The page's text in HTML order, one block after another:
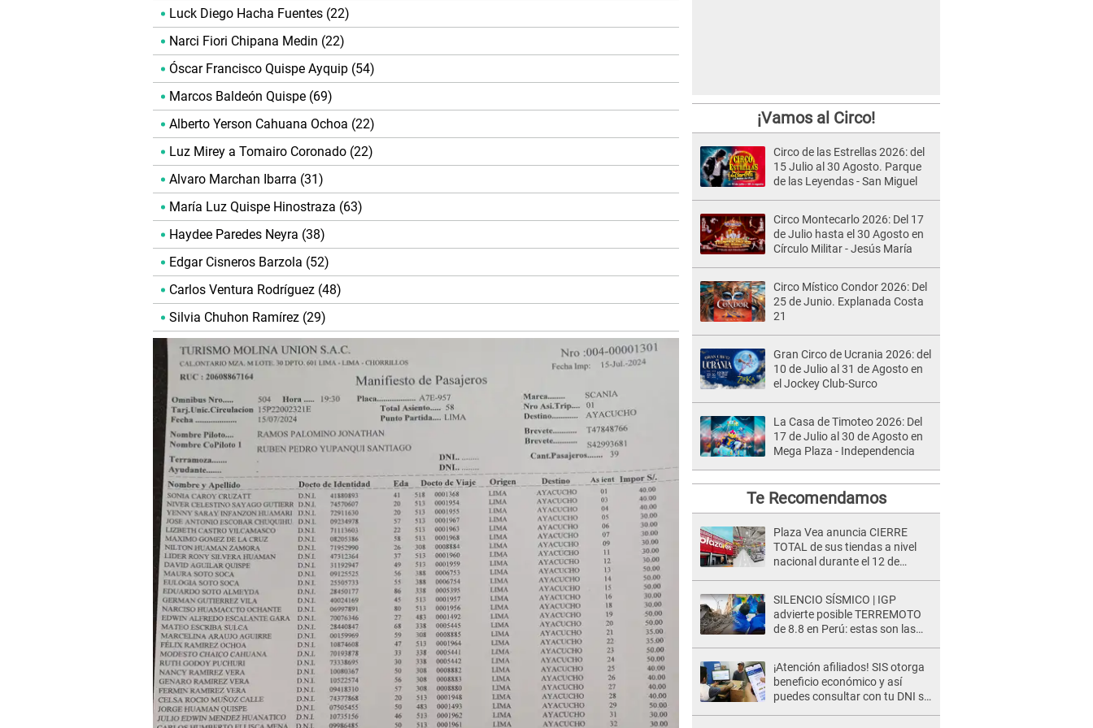
Luck Diego Hacha Fuentes (22)
Narci Fiori Chipana Medin (22)
Óscar Francisco Quispe Ayquip (54)
Marcos Baldeón Quispe (69)
Alberto Yerson Cahuana Ochoa (22)
Luz Mirey a Tomairo Coronado (22)
Alvaro Marchan Ibarra (31)
María Luz Quispe Hinostraza (63)
Haydee Paredes Neyra (38)
Edgar Cisneros Barzola (52)
Carlos Ventura Rodríguez (48)
Silvia Chuhon Ramírez (29)
¡Vamos al Circo!
Circo de las Estrellas 2026: del
15 Julio al 30 Agosto. Parque
de las Leyendas - San Miguel
Circo Montecarlo 2026: Del 17
de Julio hasta el 30 Agosto en
Círculo Militar - Jesús María
Circo Místico Condor 2026: Del
25 de Junio. Explanada Costa
21
Gran Circo de Ucrania 2026: del
10 de Julio al 31 de Agosto en
el Jockey Club-Surco
La Casa de Timoteo 2026: Del
17 de Julio al 30 de Agosto en
Mega Plaza - Independencia
Te Recomendamos
Plaza Vea anuncia CIERRE
TOTAL de sus tiendas a nivel
nacional durante el 12 de
SILENCIO SÍSMICO | IGP
advierte posible TERREMOTO
de 8.8 en Perú: estas son las
¡Atención afiliados! SIS otorga
beneficio económico y así
puedes consultar con tu DNI si